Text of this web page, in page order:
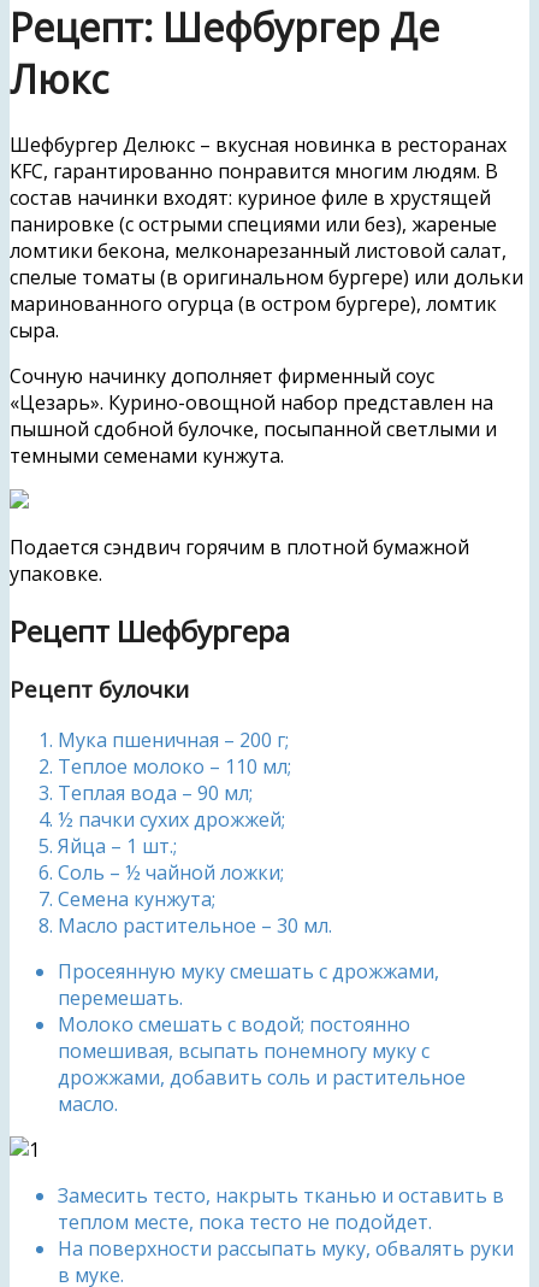
Рецепт: Шефбургер Де
Люкс
Шефбургер Делюкс – вкусная новинка в ресторанах
KFC, гарантированно понравится многим людям. В
состав начинки входят: куриное филе в хрустящей
панировке (с острыми специями или без), жареные
ломтики бекона, мелконарезанный листовой салат,
спелые томаты (в оригинальном бургере) или дольки
маринованного огурца (в остром бургере), ломтик
сыра.
Сочную начинку дополняет фирменный соус
«Цезарь». Курино-овощной набор представлен на
пышной сдобной булочке, посыпанной светлыми и
темными семенами кунжута.
Подается сэндвич горячим в плотной бумажной
упаковке.
Рецепт Шефбургера
Рецепт булочки
Мука пшеничная – 200 г;
Теплое молоко – 110 мл;
Теплая вода – 90 мл;
½ пачки сухих дрожжей;
Яйца – 1 шт.;
Соль – ½ чайной ложки;
Семена кунжута;
Масло растительное – 30 мл.
Просеянную муку смешать с дрожжами,
перемешать.
Молоко смешать с водой; постоянно
помешивая, всыпать понемногу муку с
дрожжами, добавить соль и растительное
масло.
Замесить тесто, накрыть тканью и оставить в
теплом месте, пока тесто не подойдет.
На поверхности рассыпать муку, обвалять руки
в муке.